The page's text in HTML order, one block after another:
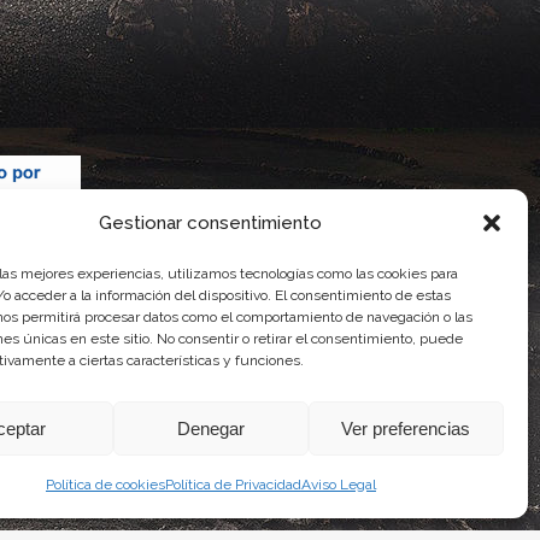
Gestionar consentimiento
mejores experiencias, utilizamos tecnologías como las cookies para
acceder a la información del dispositivo. El consentimiento de estas
permitirá procesar datos como el comportamiento de navegación o las
únicas en este sitio. No consentir o retirar el consentimiento, puede
a ciertas características y funciones.
Denegar Ver preferencias
Política de cookiesPolítica de PrivacidadAviso Legal
de Canarias